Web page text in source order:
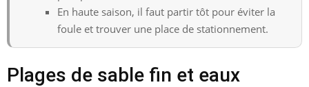
En haute saison, il faut partir tôt pour éviter la
foule et trouver une place de stationnement.
Plages de sable fin et eaux